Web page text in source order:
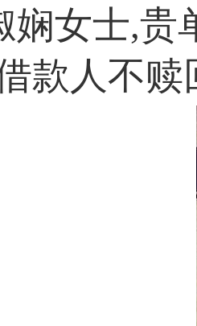
娴女士,贵
款人不